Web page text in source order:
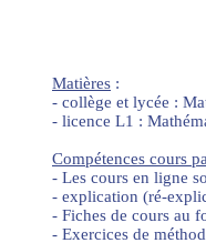
Matières :
- collège et lycée :
- licence L1 :
Compétences cours
- Les cours en ligne
- explication (ré-
- Fiches de cours au
- Exercices de